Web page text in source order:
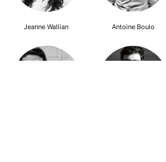
Jeanne Wallian Antoine Boulo